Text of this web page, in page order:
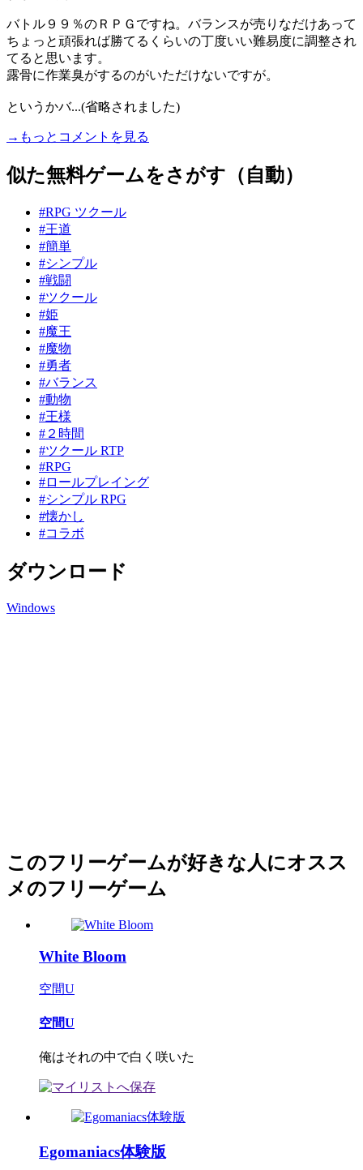
バトル９９％のＲＰＧですね。バランスが売りなだけあって
ちょっと頑張れば勝てるくらいの丁度いい難易度に調整され
てると思います。
露骨に作業臭がするのがいただけないですが。
というかバ...(省略されました)
→もっとコメントを見る
似た無料ゲームをさがす（自動）
#RPG ツクール
#王道
#簡単
#シンプル
#戦闘
#ツクール
#姫
#魔王
#魔物
#勇者
#バランス
#動物
#王様
#２時間
#ツクール RTP
#RPG
#ロールプレイング
#シンプル RPG
#懐かし
#コラボ
ダウンロード
Windows
このフリーゲームが好きな人にオスス
メのフリーゲーム
White Bloom
空間U
空間U
俺はそれの中で白く咲いた
Egomaniacs体験版